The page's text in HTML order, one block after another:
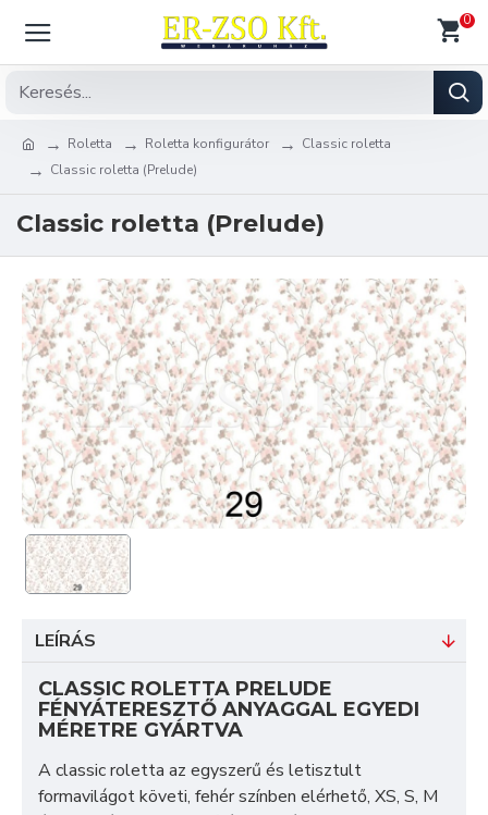
0
Roletta Roletta konfigurátor
Classic roletta
Classic roletta (Prelude)
Classic roletta (Prelude)
LEÍRÁS
CLASSIC ROLETTA PRELUDE
FÉNYÁTERESZTŐ ANYAGGAL EGYEDI
MÉRETRE GYÁRTVA
A classic roletta az egyszerű és letisztult
formavilágot követi, fehér színben elérhető, XS, S, M